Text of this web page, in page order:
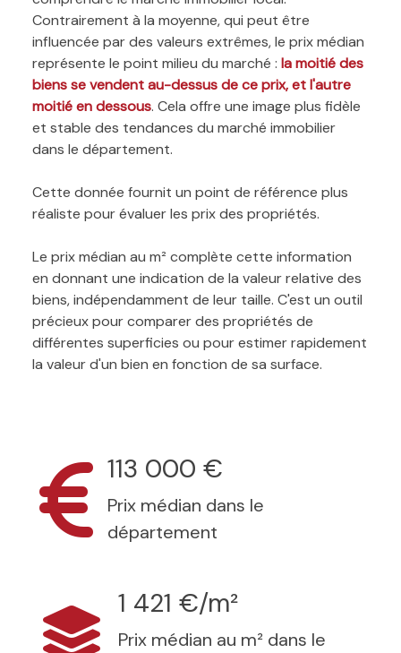
Contrairement à la moyenne, qui peut être
influencée par des valeurs extrêmes, le prix médian
représente le point milieu du marché : la moitié des
biens se vendent au-dessus de ce prix, et l'autre
moitié en dessous. Cela offre une image plus fidèle
et stable des tendances du marché immobilier
dans le département.
Cette donnée fournit un point de référence plus
réaliste pour évaluer les prix des propriétés.
Le prix médian au m² complète cette information
en donnant une indication de la valeur relative des
biens, indépendamment de leur taille. C'est un outil
précieux pour comparer des propriétés de
différentes superficies ou pour estimer rapidement
la valeur d'un bien en fonction de sa surface.
113 000 €
Prix médian dans le
département
1 421 €/m²
Prix médian au m² dans le